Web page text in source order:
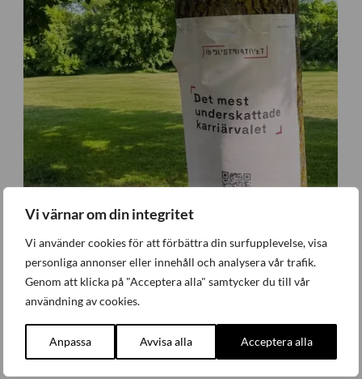
Vi värnar om din integritet
Vi använder cookies för att förbättra din surfupplevelse, visa
personliga annonser eller innehåll och analysera vår trafik.
Genom att klicka på "Acceptera alla" samtycker du till vår
användning av cookies.
Anpassa Avvisa alla Acceptera alla
Företagande,Nyheter Måndag 29 Juni 2026